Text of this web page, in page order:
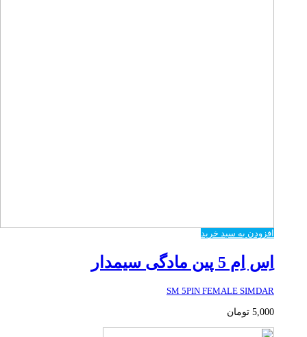
افزودن به سبد خرید
اِس اِم 5 پین مادگی سیمدار
SM 5PIN FEMALE SIMDAR
5,000 تومان